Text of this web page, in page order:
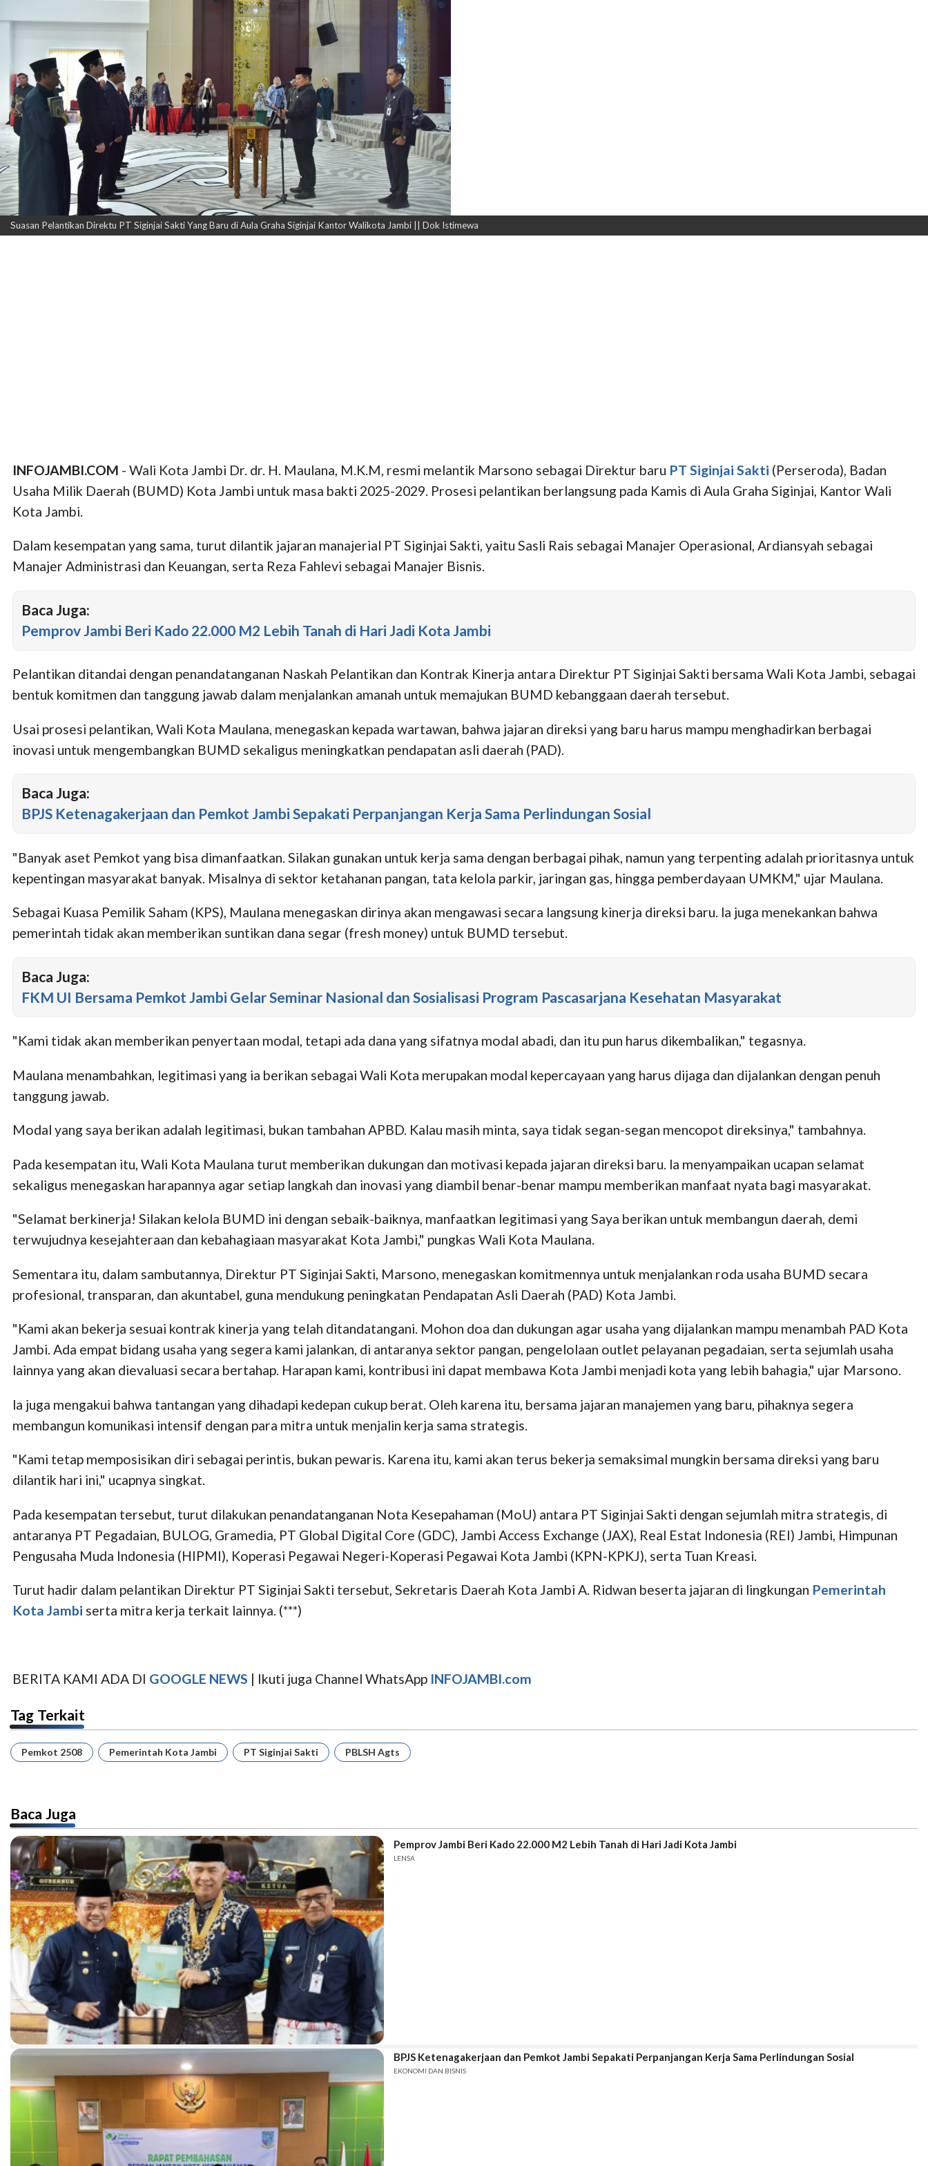
Suasan Pelantikan Direktu PT Siginjai Sakti Yang Baru di Aula Graha Siginjai Kantor Walikota Jambi || Dok Istimewa
INFOJAMBI.COM - Wali Kota Jambi Dr. dr. H. Maulana, M.K.M, resmi melantik Marsono sebagai Direktur baru PT Siginjai Sakti (Perseroda), Badan
Usaha Milik Daerah (BUMD) Kota Jambi untuk masa bakti 2025-2029. Prosesi pelantikan berlangsung pada Kamis di Aula Graha Siginjai, Kantor Wali
Kota Jambi.
Dalam kesempatan yang sama, turut dilantik jajaran manajerial PT Siginjai Sakti, yaitu Sasli Rais sebagai Manajer Operasional, Ardiansyah sebagai
Manajer Administrasi dan Keuangan, serta Reza Fahlevi sebagai Manajer Bisnis.
Baca Juga:
Pemprov Jambi Beri Kado 22.000 M2 Lebih Tanah di Hari Jadi Kota Jambi
Pelantikan ditandai dengan penandatanganan Naskah Pelantikan dan Kontrak Kinerja antara Direktur PT Siginjai Sakti bersama Wali Kota Jambi, sebagai
bentuk komitmen dan tanggung jawab dalam menjalankan amanah untuk memajukan BUMD kebanggaan daerah tersebut.
Usai prosesi pelantikan, Wali Kota Maulana, menegaskan kepada wartawan, bahwa jajaran direksi yang baru harus mampu menghadirkan berbagai
inovasi untuk mengembangkan BUMD sekaligus meningkatkan pendapatan asli daerah (PAD).
Baca Juga:
BPJS Ketenagakerjaan dan Pemkot Jambi Sepakati Perpanjangan Kerja Sama Perlindungan Sosial
"Banyak aset Pemkot yang bisa dimanfaatkan. Silakan gunakan untuk kerja sama dengan berbagai pihak, namun yang terpenting adalah prioritasnya untuk
kepentingan masyarakat banyak. Misalnya di sektor ketahanan pangan, tata kelola parkir, jaringan gas, hingga pemberdayaan UMKM," ujar Maulana.
Sebagai Kuasa Pemilik Saham (KPS), Maulana menegaskan dirinya akan mengawasi secara langsung kinerja direksi baru. la juga menekankan bahwa
pemerintah tidak akan memberikan suntikan dana segar (fresh money) untuk BUMD tersebut.
Baca Juga:
FKM UI Bersama Pemkot Jambi Gelar Seminar Nasional dan Sosialisasi Program Pascasarjana Kesehatan Masyarakat
"Kami tidak akan memberikan penyertaan modal, tetapi ada dana yang sifatnya modal abadi, dan itu pun harus dikembalikan," tegasnya.
Maulana menambahkan, legitimasi yang ia berikan sebagai Wali Kota merupakan modal kepercayaan yang harus dijaga dan dijalankan dengan penuh
tanggung jawab.
Modal yang saya berikan adalah legitimasi, bukan tambahan APBD. Kalau masih minta, saya tidak segan-segan mencopot direksinya," tambahnya.
Pada kesempatan itu, Wali Kota Maulana turut memberikan dukungan dan motivasi kepada jajaran direksi baru. la menyampaikan ucapan selamat
sekaligus menegaskan harapannya agar setiap langkah dan inovasi yang diambil benar-benar mampu memberikan manfaat nyata bagi masyarakat.
"Selamat berkinerja! Silakan kelola BUMD ini dengan sebaik-baiknya, manfaatkan legitimasi yang Saya berikan untuk membangun daerah, demi
terwujudnya kesejahteraan dan kebahagiaan masyarakat Kota Jambi," pungkas Wali Kota Maulana.
Sementara itu, dalam sambutannya, Direktur PT Siginjai Sakti, Marsono, menegaskan komitmennya untuk menjalankan roda usaha BUMD secara
profesional, transparan, dan akuntabel, guna mendukung peningkatan Pendapatan Asli Daerah (PAD) Kota Jambi.
"Kami akan bekerja sesuai kontrak kinerja yang telah ditandatangani. Mohon doa dan dukungan agar usaha yang dijalankan mampu menambah PAD Kota
Jambi. Ada empat bidang usaha yang segera kami jalankan, di antaranya sektor pangan, pengelolaan outlet pelayanan pegadaian, serta sejumlah usaha
lainnya yang akan dievaluasi secara bertahap. Harapan kami, kontribusi ini dapat membawa Kota Jambi menjadi kota yang lebih bahagia," ujar Marsono.
la juga mengakui bahwa tantangan yang dihadapi kedepan cukup berat. Oleh karena itu, bersama jajaran manajemen yang baru, pihaknya segera
membangun komunikasi intensif dengan para mitra untuk menjalin kerja sama strategis.
"Kami tetap memposisikan diri sebagai perintis, bukan pewaris. Karena itu, kami akan terus bekerja semaksimal mungkin bersama direksi yang baru
dilantik hari ini," ucapnya singkat.
Pada kesempatan tersebut, turut dilakukan penandatanganan Nota Kesepahaman (MoU) antara PT Siginjai Sakti dengan sejumlah mitra strategis, di
antaranya PT Pegadaian, BULOG, Gramedia, PT Global Digital Core (GDC), Jambi Access Exchange (JAX), Real Estat Indonesia (REI) Jambi, Himpunan
Pengusaha Muda Indonesia (HIPMI), Koperasi Pegawai Negeri-Koperasi Pegawai Kota Jambi (KPN-KPKJ), serta Tuan Kreasi.
Turut hadir dalam pelantikan Direktur PT Siginjai Sakti tersebut, Sekretaris Daerah Kota Jambi A. Ridwan beserta jajaran di lingkungan Pemerintah
Kota Jambi serta mitra kerja terkait lainnya. (***)
BERITA KAMI ADA DI GOOGLE NEWS | Ikuti juga Channel WhatsApp INFOJAMBI.com
Tag Terkait
Pemkot 2508 Pemerintah Kota Jambi PT Siginjai Sakti PBLSH Agts
Baca Juga
Pemprov Jambi Beri Kado 22.000 M2 Lebih Tanah di Hari Jadi Kota Jambi
LENSA
BPJS Ketenagakerjaan dan Pemkot Jambi Sepakati Perpanjangan Kerja Sama Perlindungan Sosial
EKONOMI DAN BISNIS